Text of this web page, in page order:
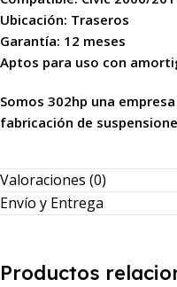
Ubicación: Traseros
Garantía: 12 meses
Aptos para uso con
Somos 302hp una
fabricación de
Valoraciones (0)
Envío y Entrega
Productos